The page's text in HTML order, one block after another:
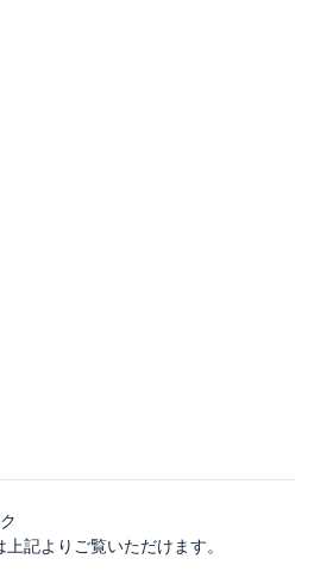
記よりご覧いただけます。